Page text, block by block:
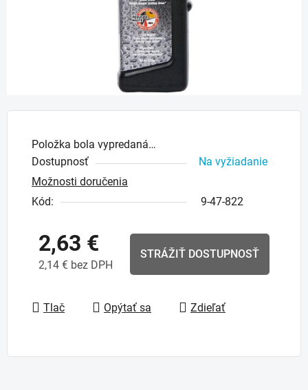
Položka bola vypredaná…
Dostupnosť
Na vyžiadanie
Možnosti doručenia
Kód:
9-47-822
2,63 €
2,14 € bez DPH
STRÁŽIŤ DOSTUPNOSŤ
Tlač Opýtať sa Zdieľať